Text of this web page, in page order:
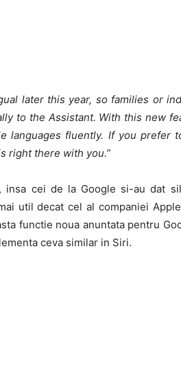
later this year, so families or
to the Assistant. With this new
languages fluently. If you prefer
right there with you.”
insa cei de la Google si-au dat
util decat cel al companiei
functie noua anuntata pentru
ceva similar in Siri.